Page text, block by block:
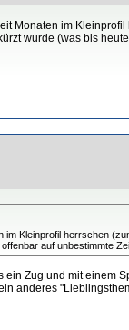
Monaten im
wurde (was bis
Kleinprofil herrschen
auf unbestimmte
Zug und mit einem
anderes